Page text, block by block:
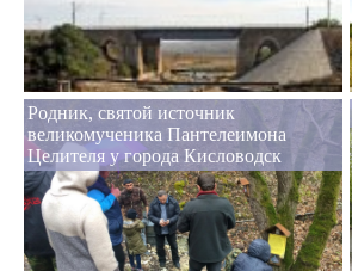
Родник, святой источник
великомученика Пантелеимона
Целителя у города Кисловодск